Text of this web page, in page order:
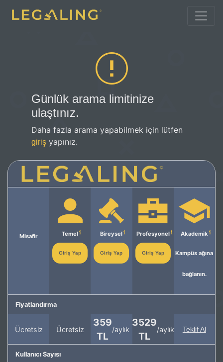
Günlük arama limitinize
ulaştınız.
Daha fazla arama yapabilmek için lütfen
giriş yapınız.
Misafir Temel
Giriş Yap
Bireysel
Giriş Yap
Profesyonel
Giriş Yap
Akademik
Kampüs ağına
bağlanın.
Fiyatlandırma
Ücretsiz Ücretsiz
359
TL
/aylık
3529
TL
/aylık Teklif Al
Kullanıcı Sayısı